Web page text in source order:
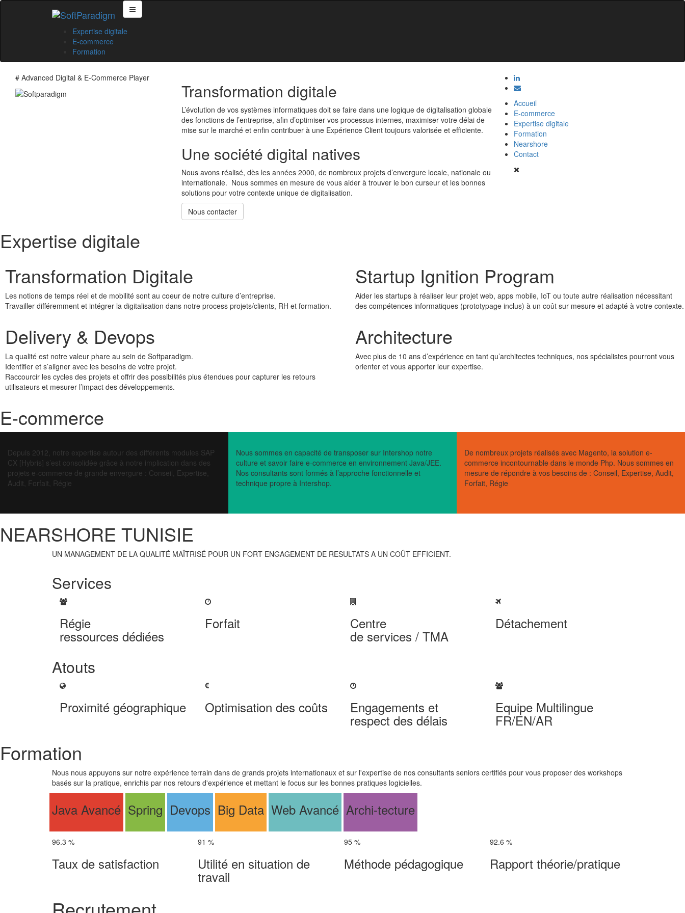
Expertise digitale
E-commerce
Formation
# Advanced Digital & E-Commerce Player
Transformation digitale
L’évolution de vos systèmes informatiques doit se faire dans une logique de digitalisation globale
des fonctions de l’entreprise, afin d’optimiser vos processus internes, maximiser votre délai de
mise sur le marché et enfin contribuer à une Expérience Client toujours valorisée et efficiente.
Une société digital natives
Nous avons réalisé, dès les années 2000, de nombreux projets d’envergure locale, nationale ou
internationale. Nous sommes en mesure de vous aider à trouver le bon curseur et les bonnes
solutions pour votre contexte unique de digitalisation.
Nous contacter
Accueil
E-commerce
Expertise digitale
Formation
Nearshore
Contact
Expertise digitale
Transformation Digitale
Les notions de temps réel et de mobilité sont au coeur de notre culture d’entreprise.
Travailler différemment et intégrer la digitalisation dans notre process projets/clients, RH et formation.
Startup Ignition Program
Aider les startups à réaliser leur projet web, apps mobile, IoT ou toute autre réalisation nécessitant
des compétences informatiques (prototypage inclus) à un coût sur mesure et adapté à votre contexte.
Delivery & Devops
La qualité est notre valeur phare au sein de Softparadigm.
Identifier et s’aligner avec les besoins de votre projet.
Raccourcir les cycles des projets et offrir des possibilités plus étendues pour capturer les retours
utilisateurs et mesurer l’impact des développements.
Architecture
Avec plus de 10 ans d’expérience en tant qu’architectes techniques, nos spécialistes pourront vous
orienter et vous apporter leur expertise.
E-commerce
Depuis 2012, notre expertise autour des différents modules SAP
CX [Hybris] s’est consolidée grâce à notre implication dans des
projets e-commerce de grande envergure : Conseil, Expertise,
Audit, Forfait, Régie
Nous sommes en capacité de transposer sur Intershop notre
culture et savoir faire e-commerce en environnement Java/JEE.
Nos consultants sont formés à l’approche fonctionnelle et
technique propre à Intershop.
De nombreux projets réalisés avec Magento, la solution e-
commerce incontournable dans le monde Php. Nous sommes en
mesure de répondre à vos besoins de : Conseil, Expertise, Audit,
Forfait, Régie
NEARSHORE TUNISIE
UN MANAGEMENT DE LA QUALITÉ MAÎTRISÉ POUR UN FORT ENGAGEMENT DE RESULTATS A UN COÛT EFFICIENT.
Services
Régie
ressources dédiées
Forfait Centre
de services / TMA
Détachement
Atouts
Proximité géographique Optimisation des coûts Engagements et
respect des délais
Equipe Multilingue
FR/EN/AR
Formation
Nous nous appuyons sur notre expérience terrain dans de grands projets internationaux et sur l'expertise de nos consultants seniors certifiés pour vous proposer des workshops
basés sur la pratique, enrichis par nos retours d'expérience et mettant le focus sur les bonnes pratiques logicielles.
Java Avancé Spring Devops Big Data Web Avancé Archi-tecture
96.3 %
Taux de satisfaction
91%
Utilité en situation de
travail
95 %
Méthode pédagogique
92.6 %
Rapport théorie/pratique